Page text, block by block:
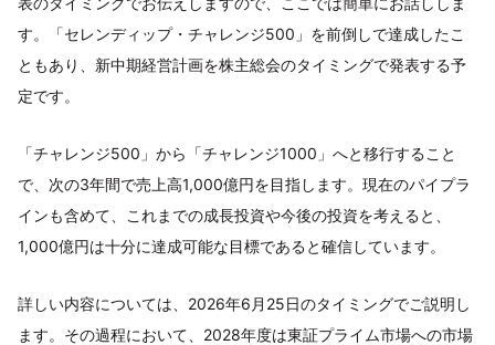
す。「セレンディップ・チャレンジ500」を前倒しで達成したこ
ともあり、新中期経営計画を株主総会のタイミングで発表する予
定です。
「チャレンジ500」から「チャレンジ1000」へと移行すること
で、次の3年間で売上高1,000億円を目指します。現在のパイプラ
インも含めて、これまでの成長投資や今後の投資を考えると、
1,000億円は十分に達成可能な目標であると確信しています。
詳しい内容については、2026年6月25日のタイミングでご説明し
ます。その過程において、2028年度は東証プライム市場への市場